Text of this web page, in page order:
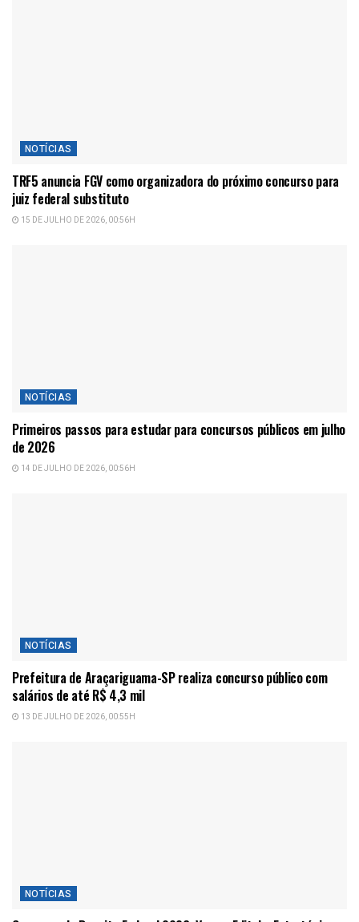
NOTÍCIAS
TRF5 anuncia FGV como organizadora do próximo concurso para
juiz federal substituto
15 DE JULHO DE 2026, 00:56H
NOTÍCIAS
Primeiros passos para estudar para concursos públicos em julho
de 2026
14 DE JULHO DE 2026, 00:56H
NOTÍCIAS
Prefeitura de Araçariguama-SP realiza concurso público com
salários de até R$ 4,3 mil
13 DE JULHO DE 2026, 00:55H
NOTÍCIAS